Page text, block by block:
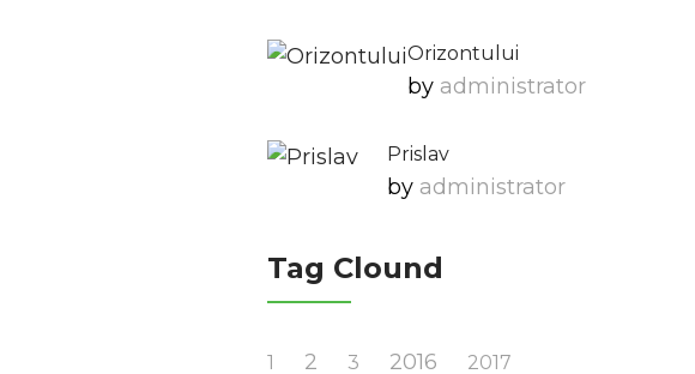
Orizontului
by Administrator
Prislav
by Administrator
Tag Clound
1 2 3 2016 2017